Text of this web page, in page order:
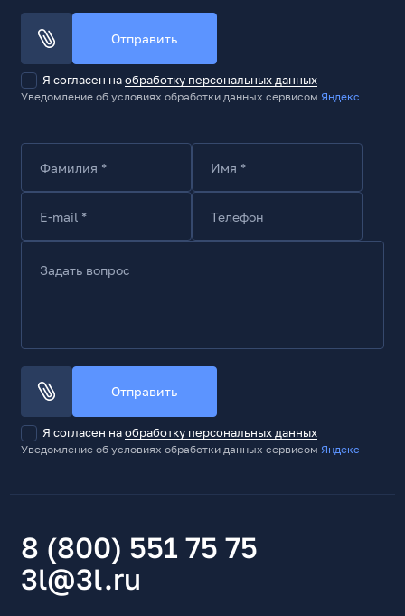
Отправить
Я согласен наобработку персональных данных
Уведомление об условиях обработки данных сервисомЯндекс
Фамилия * Имя *
E-mail * Телефон
Задать вопрос
Отправить
Я согласен наобработку персональных данных
Уведомление об условиях обработки данных сервисомЯндекс
8 (800) 551 75 75
3l@3l.ru